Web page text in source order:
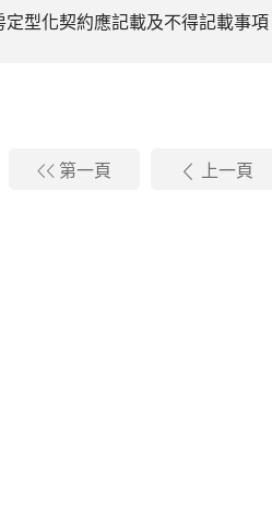
型化契約應記載及不得記載事項
第一頁 上一頁